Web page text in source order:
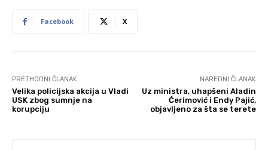
Facebook X
PRETHODNI ČLANAK
Velika policijska akcija u Vladi
USK zbog sumnje na
korupciju
NAREDNI ČLANAK
Uz ministra, uhapšeni Aladin
Ćerimović i Endy Pajić,
objavljeno za šta se terete